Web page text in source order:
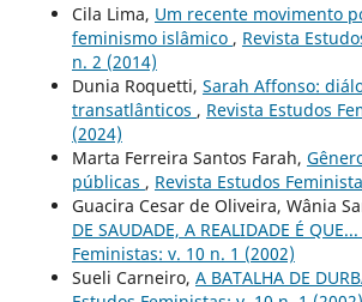
Cila Lima, Um recente movimento
feminismo islâmico , Revista
n. 2 (2014)
Dunia Roquetti, Sarah Affonso:
transatlânticos , Revista Estudos
(2024)
Marta Ferreira Santos Farah,
públicas , Revista Estudos
Guacira Cesar de Oliveira, Wânia
DE SAUDADE, A REALIDADE É QUE...
Feministas: v. 10 n. 1 (2002)
Sueli Carneiro, A BATALHA DE